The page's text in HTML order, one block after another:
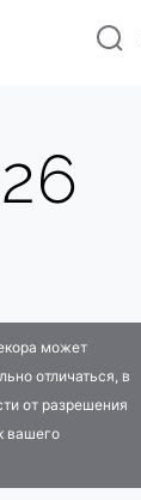
может
отличаться, в
от разрешения
вашего